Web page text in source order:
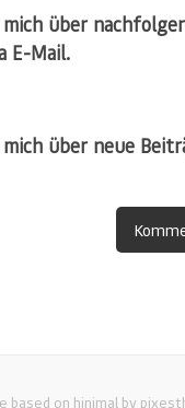
über
E-Mail.
über neue
based on hinimal by